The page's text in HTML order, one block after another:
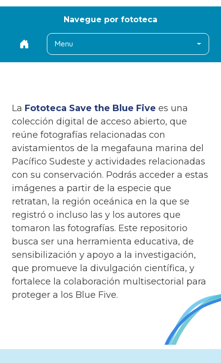
Navegue por fototeca
Menu
La Fototeca Save the Blue Five es una
colección digital de acceso abierto, que
reúne fotografías relacionadas con
avistamientos de la megafauna marina del
Pacífico Sudeste y actividades relacionadas
con su conservación. Podrás acceder a estas
imágenes a partir de la especie que
retratan, la región oceánica en la que se
registró o incluso las y los autores que
tomaron las fotografías. Este repositorio
busca ser una herramienta educativa, de
sensibilización y apoyo a la investigación,
que promueve la divulgación científica, y
fortalece la colaboración multisectorial para
proteger a los Blue Five.